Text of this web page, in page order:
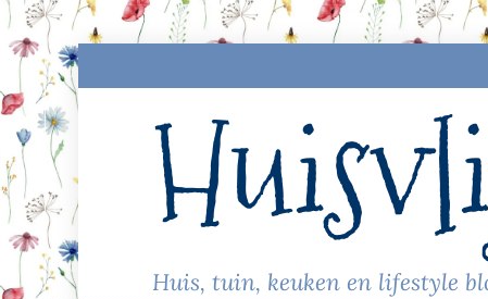
Skip
to
Huis, tuin, keuken en lifestyle